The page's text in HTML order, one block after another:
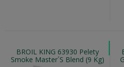
BROIL KING 63930 Pelety
Smoke Master´S Blend (9 Kg)